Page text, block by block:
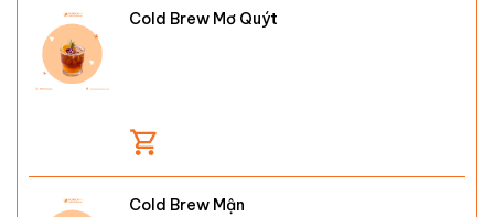
Cold Brew Mơ Quýt
Cold Brew Mận